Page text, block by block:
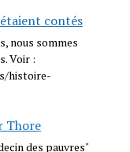
contés
nous sommes
Voir :
histoire-
Thore
des pauvres"